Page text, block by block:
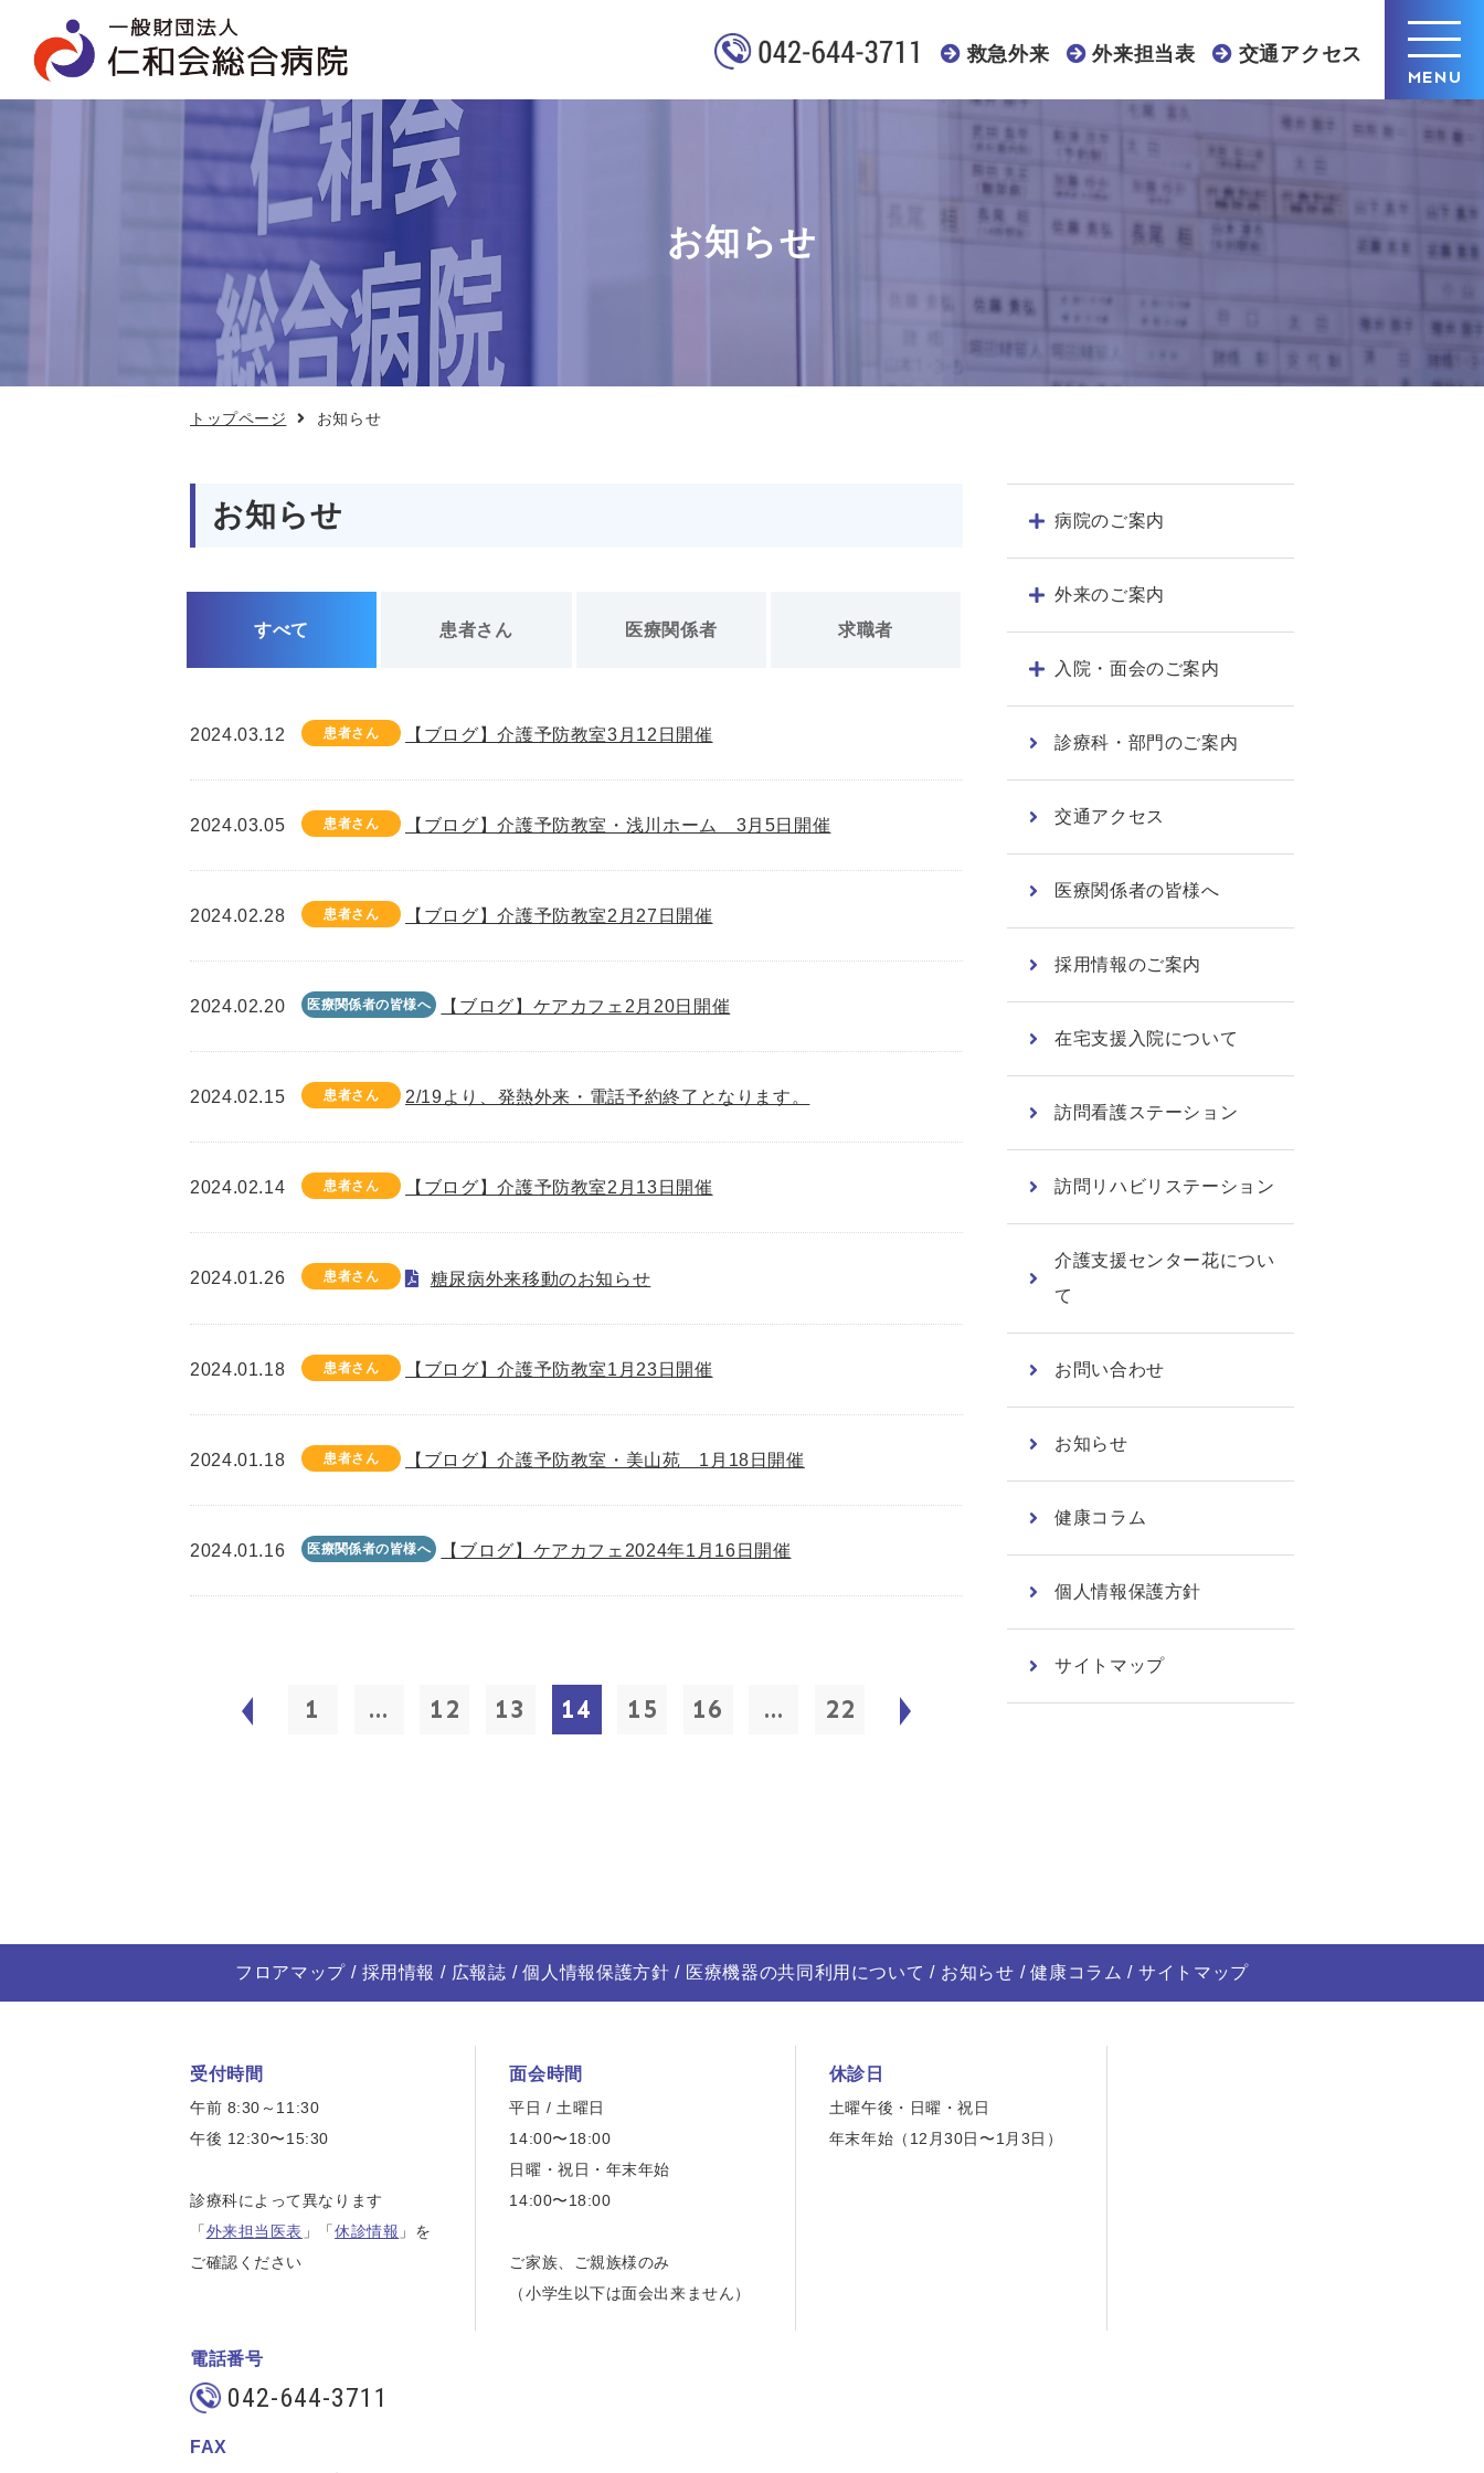
救急外来 外来担当表 交通アクセス
MENU
お知らせ
トップページ お知らせ
お知らせ
すべて 患者さん 医療関係者 求職者
2024.03.12 患者さん 【ブログ】介護予防教室3月12日開催
2024.03.05 患者さん 【ブログ】介護予防教室・浅川ホーム 3月5日開催
2024.02.28 患者さん 【ブログ】介護予防教室2月27日開催
2024.02.20 医療関係者の皆様へ 【ブログ】ケアカフェ2月20日開催
2024.02.15 患者さん 2/19より、発熱外来・電話予約終了となります。
2024.02.14 患者さん 【ブログ】介護予防教室2月13日開催
2024.01.26 患者さん 糖尿病外来移動のお知らせ
2024.01.18 患者さん 【ブログ】介護予防教室1月23日開催
2024.01.18 患者さん 【ブログ】介護予防教室・美山苑 1月18日開催
2024.01.16 医療関係者の皆様へ 【ブログ】ケアカフェ2024年1月16日開催
1 ... 12 13 14 15 16 ... 22
病院のご案内
外来のご案内
入院・面会のご案内
診療科・部門のご案内
交通アクセス
医療関係者の皆様へ
採用情報のご案内
在宅支援入院について
訪問看護ステーション
訪問リハビリステーション
介護支援センター花につい
て
お問い合わせ
お知らせ
健康コラム
個人情報保護方針
サイトマップ
フロアマップ 採用情報 広報誌 個人情報保護方針 医療機器の共同利用について お知らせ 健康コラム サイトマップ
受付時間
午前 8:30～11:30
午後 12:30〜15:30
診療科によって異なります
「外来担当医表 」「休診情報 」を
ご確認ください
面会時間
平日 / 土曜日
14:00〜18:00
日曜・祝日・年末年始
14:00〜18:00
ご家族、ご親族様のみ
（小学生以下は面会出来ません）
休診日
土曜午後・日曜・祝日
年末年始（12月30日〜1月3日）
電話番号
042-644-3711
FAX